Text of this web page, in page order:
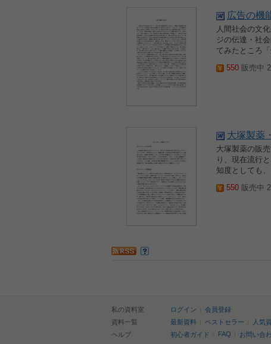
広告の機
人間社会の文
ジの伝達・社
てみたところ
550 販売中
大塚製薬
大塚製薬の販
り、現在流行
知度としても
550 販売中
私の資料室 ログイン
会員登録
資料一覧
最新資料 ベストセラー 人気
ヘルプ
初心者ガイド FAQ お問い合